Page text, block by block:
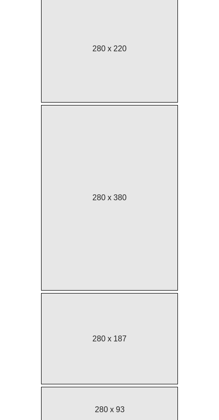
280 x 220
280 x 380
280 x 187
280 x 93